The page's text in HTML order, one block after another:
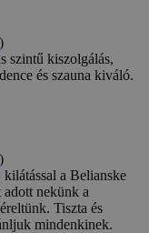
)
szintű kiszolgálás,
és szauna kiváló.
)
a Belianske
adott nekünk a
Tiszta és
mindenkinek.